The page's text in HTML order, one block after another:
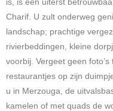
Charif. U zult onderweg
landschap; prachtige
rivierbeddingen, kleine
voorbij. Vergeet geen
restaurantjes op zijn
u in Merzouga, de
kamelen of met quads de